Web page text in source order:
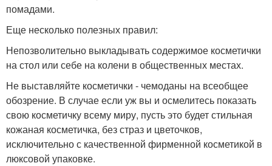
помадами.
Еще несколько полезных правил:
Непозволительно выкладывать содержимое косметички
на стол или себе на колени в общественных местах.
Не выставляйте косметички - чемоданы на всеобщее
обозрение. В случае если уж вы и осмелитесь показать
свою косметичку всему миру, пусть это будет стильная
кожаная косметичка, без страз и цветочков,
исключительно с качественной фирменной косметикой в
люксовой упаковке.